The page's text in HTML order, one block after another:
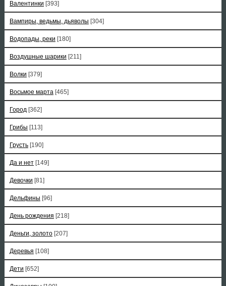
Валентинки [393]
Вампиры, ведьмы, дьяволы [304]
Водопады, реки [180]
Воздушные шарики [211]
Волки [379]
Восьмое марта [465]
Город [362]
Грибы [113]
Грусть [190]
Да и нет [149]
Девочки [81]
Дельфины [96]
День рождения [218]
Деньги, золото [207]
Деревья [108]
Дети [652]